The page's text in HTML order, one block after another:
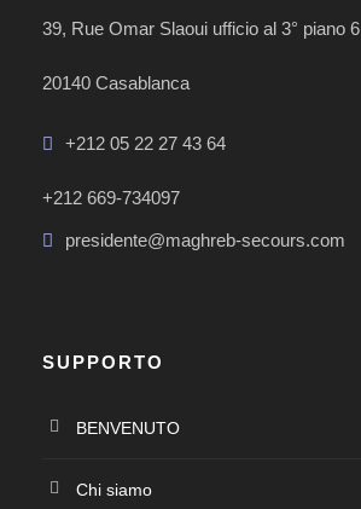
39, Rue Omar Slaoui ufficio al 3° piano 6
20140 Casablanca
+212 05 22 27 43 64
+212 669-734097
presidente@maghreb-secours.com
SUPPORTO
BENVENUTO
Chi siamo